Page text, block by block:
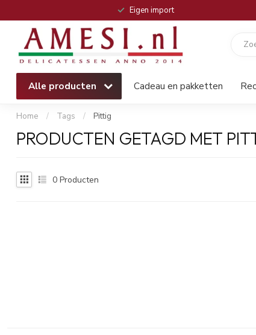
Eigen import
Alle producten Cadeau en pakketten
Home / Tags / Pittig
PRODUCTEN GETAGD MET
0 Producten